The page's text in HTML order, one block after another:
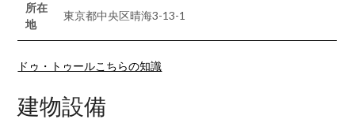
所在
地
東京都中央区晴海3-13-1
ドゥ・トゥールこちらの知識
建物設備